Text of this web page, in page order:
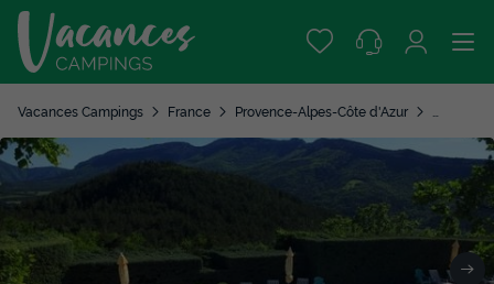
Vacances Campings France Provence-Alpes-Côte d'Azur